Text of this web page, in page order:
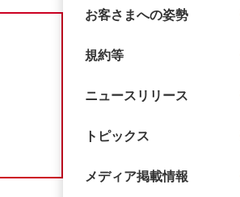
お客さまへの姿勢
規約等
ニュースリリース
トピックス
メディア掲載情報